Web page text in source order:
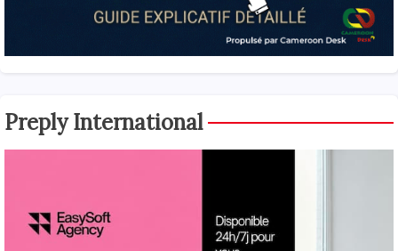
Preply International